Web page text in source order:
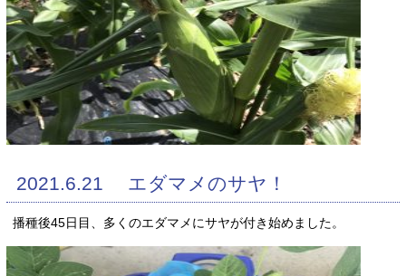
2021.6.21 エダマメのサヤ！
播種後45日目、多くのエダマメにサヤが付き始めました。